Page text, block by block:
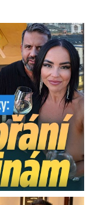
k narozeninám